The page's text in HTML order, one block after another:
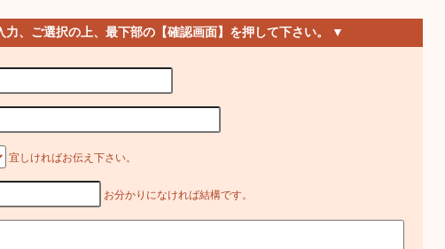
力、ご選択の上、最下部の【確認画面】を押して下さい。 ▼
宜しければお伝え下さい。
お分かりになければ結構です。